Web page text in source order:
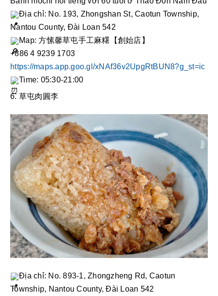
Địa chỉ: No. 193, Zhongshan St, Caotun Township,
Nantou County, Đài Loan 542
Map: 方愫馨草屯手工麻糬【創始店】
+886 4 9239 1703
https://maps.app.goo.gl/xNAf36v2UpgRtBUN8?g_st=ic
Time: 05:30-21:00
6. 草屯肉圓李
Địa chỉ: No. 893-1, Zhongzheng Rd, Caotun
Township, Nantou County, Đài Loan 542